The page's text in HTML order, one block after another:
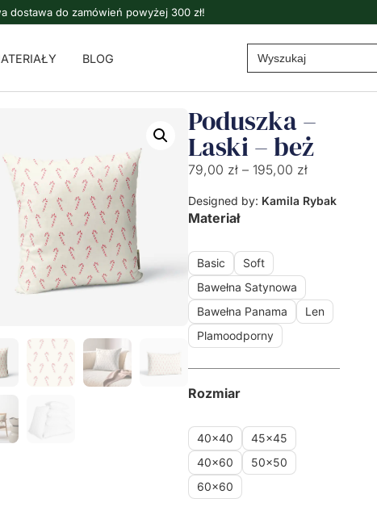
dostawa do zamówień powyżej 300 zł!
BLOG
Search
for:
Poduszka –
Laski – beż
79,00 zł – 195,00 zł
Designed by: Kamila Rybak
Materiał
Basic
Soft
Bawełna Satynowa
Bawełna Panama
Len
Plamoodporny
Rozmiar
40x40
45x45
40x60
50x50
60x60